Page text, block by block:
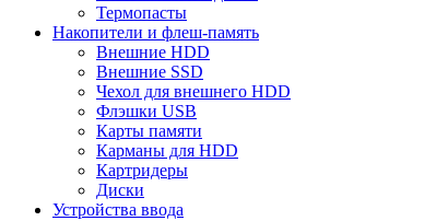
Термопасты
Накопители и флеш-память
Внешние HDD
Внешние SSD
Чехол для внешнего HDD
Флэшки USB
Карты памяти
Карманы для HDD
Картридеры
Диски
Устройства ввода